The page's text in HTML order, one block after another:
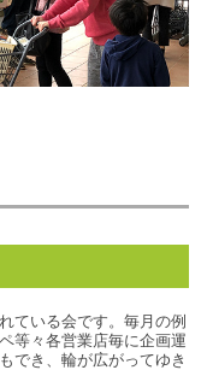
ている会です。毎月の例
等々各営業店毎に企画運
でき、輪が広がってゆき